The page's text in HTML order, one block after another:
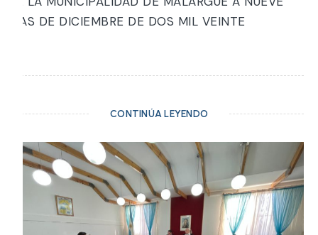
DÍAS DE DICIEMBRE DE DOS MIL VEINTE
CONTINÚA LEYENDO